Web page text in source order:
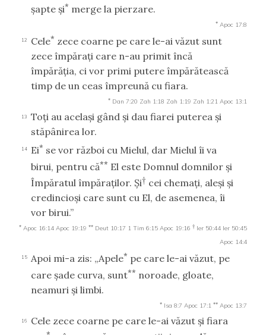
şapte şi* merge la pierzare.
* Apoc 17:8
12 Cele* zece coarne pe care le-ai văzut sunt
zece împăraţi care n-au primit încă
împărăţia, ci vor primi putere împărătească
timp de un ceas împreună cu fiara.
* Dan 7:20 Zah 1:18 Zah 1:19 Zah 1:21 Apoc 13:1
13
Toţi au acelaşi gând şi dau fiarei puterea şi
stăpânirea lor.
14 Ei* se vor război cu Mielul, dar Mielul îi va
birui, pentru că** El este Domnul domnilor şi
Împăratul împăraţilor. Şi† cei chemaţi, aleşi şi
credincioşi care sunt cu El, de asemenea, îi
vor birui.”
* Apoc 16:14 Apoc 19:19 ** Deut 10:17 1 Tim 6:15 Apoc 19:16 † Ier 50:44 Ier 50:45
Apoc 14:4
15 Apoi mi-a zis: „Apele* pe care le-ai văzut, pe
care şade curva, sunt** noroade, gloate,
neamuri şi limbi.
* Isa 8:7 Apoc 17:1 ** Apoc 13:7
16
Cele zece coarne pe care le-ai văzut şi fiara